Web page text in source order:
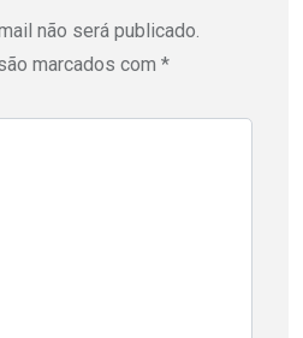
não será publicado.
marcados com *